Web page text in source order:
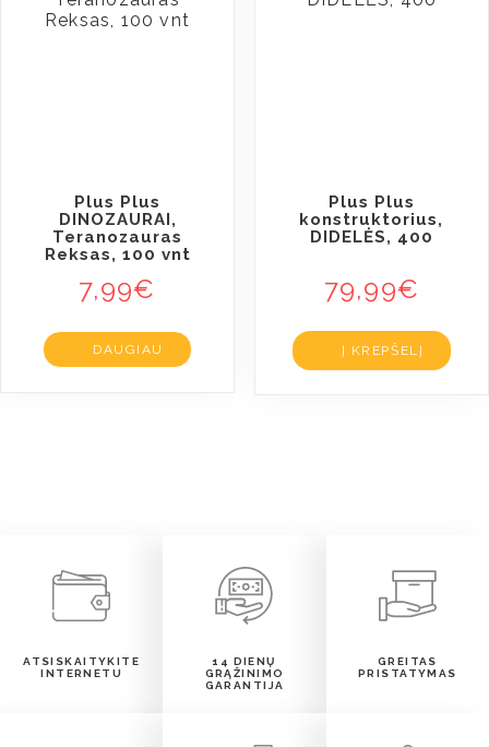
Plus Plus
DINOZAURAI,
Teranozauras
Reksas, 100 vnt
7,99€
DAUGIAU
Plus Plus
konstruktorius,
DIDELĖS, 400
79,99€
Į KREPŠELĮ
ATSISKAITYKITE
INTERNETU
14 DIENŲ
GRĄŽINIMO
GARANTIJA
GREITAS
PRISTATYMAS